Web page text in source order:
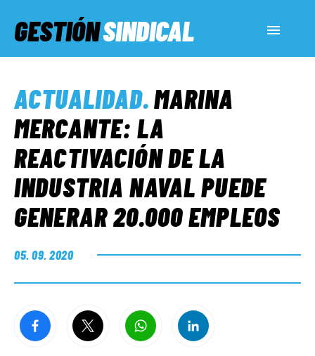
GESTIÓNSINDICAL
SERVICIOS SOCIALES
INFORMES ESPECIALES
FUERA DE MEGÁFONO
EL LADO «G»
ACTUALIDAD.MARINA
MERCANTE: LA
REACTIVACIÓN DE LA
INDUSTRIA NAVAL PUEDE
GENERAR 20.000 EMPLEOS
05. 09. 2020